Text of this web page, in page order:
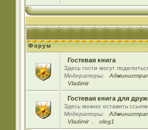
Форум
Гостевая книга
Здесь гости могут
Модераторы:
Vladimir
Гостевая книга для
Здесь можно оставить
Модераторы:
Vladimir
oleg1